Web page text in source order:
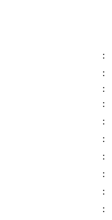
:
:
:
:
:
:
:
:
:
: